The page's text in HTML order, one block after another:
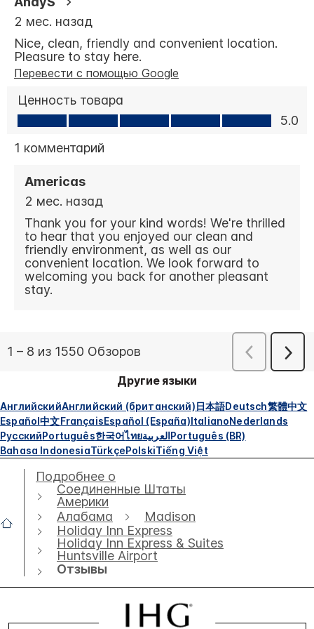
Другие языки
АнглийскийАнглийский (британский)日本語Deutsch繁體中文
Español中文FrançaisEspañol (España)ItalianoNederlands
РусскийPortuguês한국어ไทยالعربيةPortuguês (BR)
Bahasa IndonesiaTürkçePolskiTiếng Việt
Подробнее о
Соединенные Штаты
Америки
Алабама
Madison
Holiday Inn Express
Holiday Inn Express & Suites
Huntsville Airport
Отзывы